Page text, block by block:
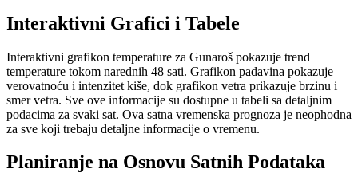
Interaktivni Grafici i Tabele
Interaktivni grafikon temperature za Gunaroš pokazuje trend
temperature tokom narednih 48 sati. Grafikon padavina pokazuje
verovatnoću i intenzitet kiše, dok grafikon vetra prikazuje brzinu i
smer vetra. Sve ove informacije su dostupne u tabeli sa detaljnim
podacima za svaki sat. Ova satna vremenska prognoza je neophodna
za sve koji trebaju detaljne informacije o vremenu.
Planiranje na Osnovu Satnih Podataka